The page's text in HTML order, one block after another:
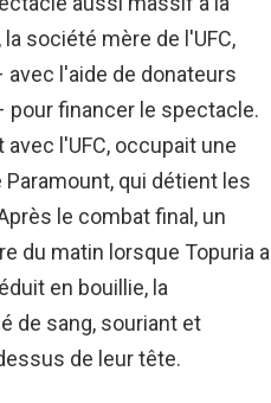
société mère de l'UFC,
l'aide de donateurs
pour financer le spectacle.
l'UFC, occupait une
qui détient les
le combat final, un
du matin lorsque Topuria a
en bouillie, la
de sang, souriant et
de leur tête.